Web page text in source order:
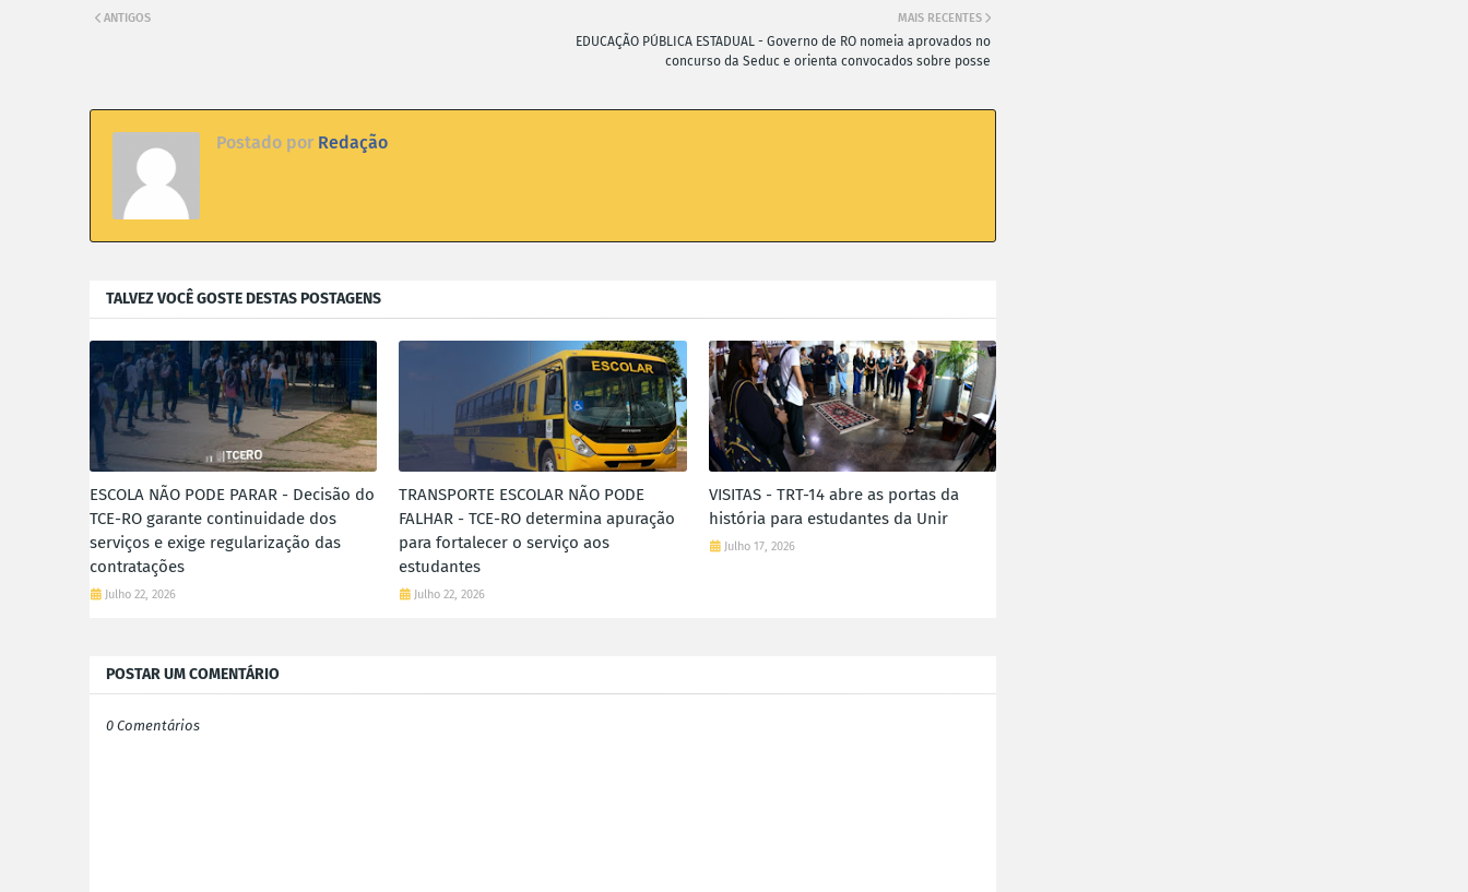
MAIS RECENTES
EDUCAÇÃO PÚBLICA ESTADUAL - Governo de RO nomeia aprovados no
concurso da Seduc e orienta convocados sobre posse
ANTIGOS
Postado por Redação
TALVEZ VOCÊ GOSTE DESTAS POSTAGENS
ESCOLA NÃO PODE PARAR - Decisão do
TCE-RO garante continuidade dos
serviços e exige regularização das
contratações
Julho 22, 2026
TRANSPORTE ESCOLAR NÃO PODE
FALHAR - TCE-RO determina apuração
para fortalecer o serviço aos
estudantes
Julho 22, 2026
VISITAS - TRT-14 abre as portas da
história para estudantes da Unir
Julho 17, 2026
POSTAR UM COMENTÁRIO
0 Comentários